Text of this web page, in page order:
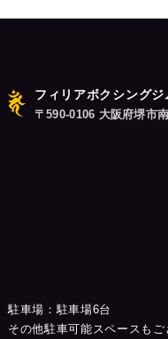
フィリアボクシングジ
〒590-0106 大阪府堺市
駐車場：駐車場6台
その他駐車可能スペースも